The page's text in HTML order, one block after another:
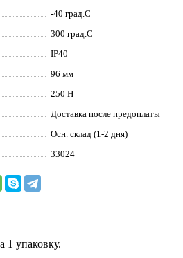
-40 град.C
300 град.C
IP40
96 мм
250 Н
Доставка после предоплаты
Осн. склад (1-2 дня)
33024
1 упаковку.